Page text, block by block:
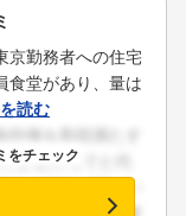
京勤務者への住宅
食堂があり、量は
読む
をチェック